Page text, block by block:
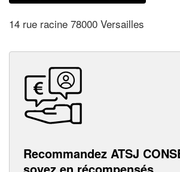
14 rue racine 78000 Versailles
Recommandez ATSJ
soyez en récompensés